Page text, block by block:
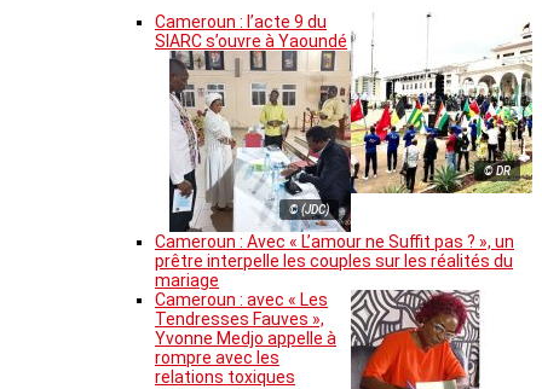
© DR
Cameroun : l’acte 9 du
SIARC s’ouvre à Yaoundé
© (JDC)
Cameroun : Avec « L’amour ne Suffit pas ? », un
prêtre interpelle les couples sur les réalités du
mariage
Cameroun : avec « Les
Tendresses Fauves »,
Yvonne Medjo appelle à
rompre avec les
relations toxiques